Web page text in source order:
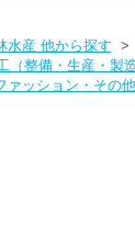
水産 他から探す >
（整備・生産・製
ッション・その他